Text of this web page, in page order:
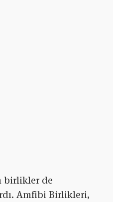
birlikler de
Amfibi Birlikleri,